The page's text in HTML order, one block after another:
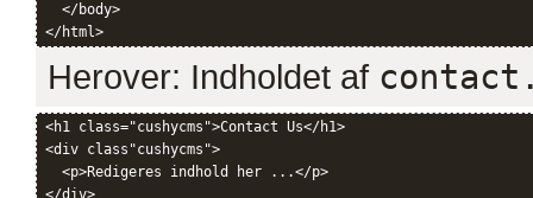
  </body>
Herover: Indholdet af
<h1 class="cushycms">Contact Us</h1>
<div class"cushycms">
  <p>Redigeres indhold her ...</p>